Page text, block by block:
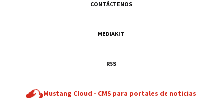
CONTÁCTENOS
MEDIAKIT
RSS
Mustang Cloud - CMS para portales de noticias